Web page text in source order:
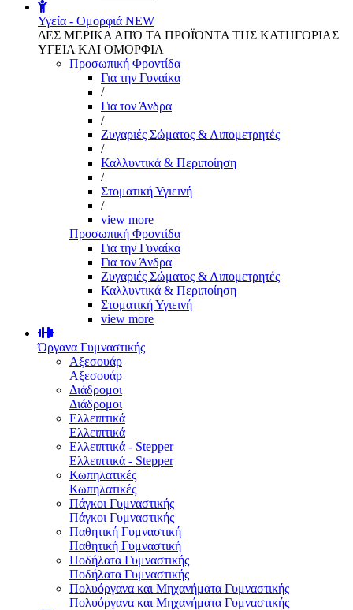
Υγεία - Ομορφιά NEW
ΔΕΣ ΜΕΡΙΚΑ ΑΠΌ ΤΑ ΠΡΟΪΌΝΤΑ ΤΗΣ ΚΑΤΗΓΟΡΙΑΣ
ΥΓΕΙΑ ΚΑΙ ΟΜΟΡΦΙΑ
Προσωπική Φροντίδα
Για την Γυναίκα
/
Για τον Άνδρα
/
Ζυγαριές Σώματος & Λιπομετρητές
/
Καλλυντικά & Περιποίηση
/
Στοματική Υγιεινή
/
view more
Προσωπική Φροντίδα
Για την Γυναίκα
Για τον Άνδρα
Ζυγαριές Σώματος & Λιπομετρητές
Καλλυντικά & Περιποίηση
Στοματική Υγιεινή
view more
Όργανα Γυμναστικής
Αξεσουάρ
Αξεσουάρ
Διάδρομοι
Διάδρομοι
Ελλειπτικά
Ελλειπτικά
Ελλειπτικά - Stepper
Ελλειπτικά - Stepper
Κωπηλατικές
Κωπηλατικές
Πάγκοι Γυμναστικής
Πάγκοι Γυμναστικής
Παθητική Γυμναστική
Παθητική Γυμναστική
Ποδήλατα Γυμναστικής
Ποδήλατα Γυμναστικής
Πολυόργανα και Μηχανήματα Γυμναστικής
Πολυόργανα και Μηχανήματα Γυμναστικής